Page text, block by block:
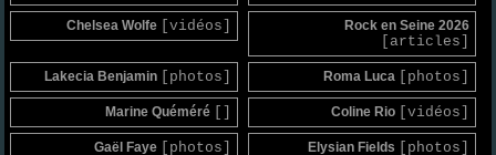
Chelsea Wolfe [vidéos] Rock en Seine 2026
[articles]
Lakecia Benjamin [photos] Roma Luca [photos]
Marine Quéméré Coline Rio [vidéos]
Gaël Faye [photos] Elysian Fields [photos]